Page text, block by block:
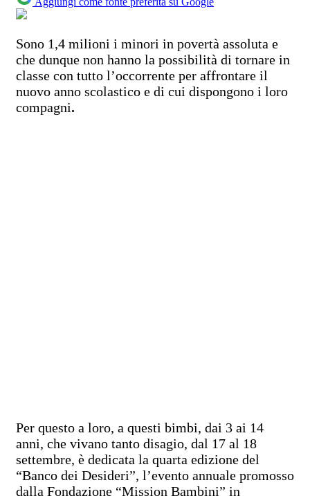
Sono 1,4 milioni i minori in povertà assoluta e
che dunque non hanno la possibilità di tornare in
classe con tutto l’occorrente per affrontare il
nuovo anno scolastico e di cui dispongono i loro
compagni.
Per questo a loro, a questi bimbi, dai 3 ai 14
anni, che vivano tanto disagio, dal 17 al 18
settembre, è dedicata la quarta edizione del
“Banco dei Desideri”, l’evento annuale promosso
dalla Fondazione “Mission Bambini” in